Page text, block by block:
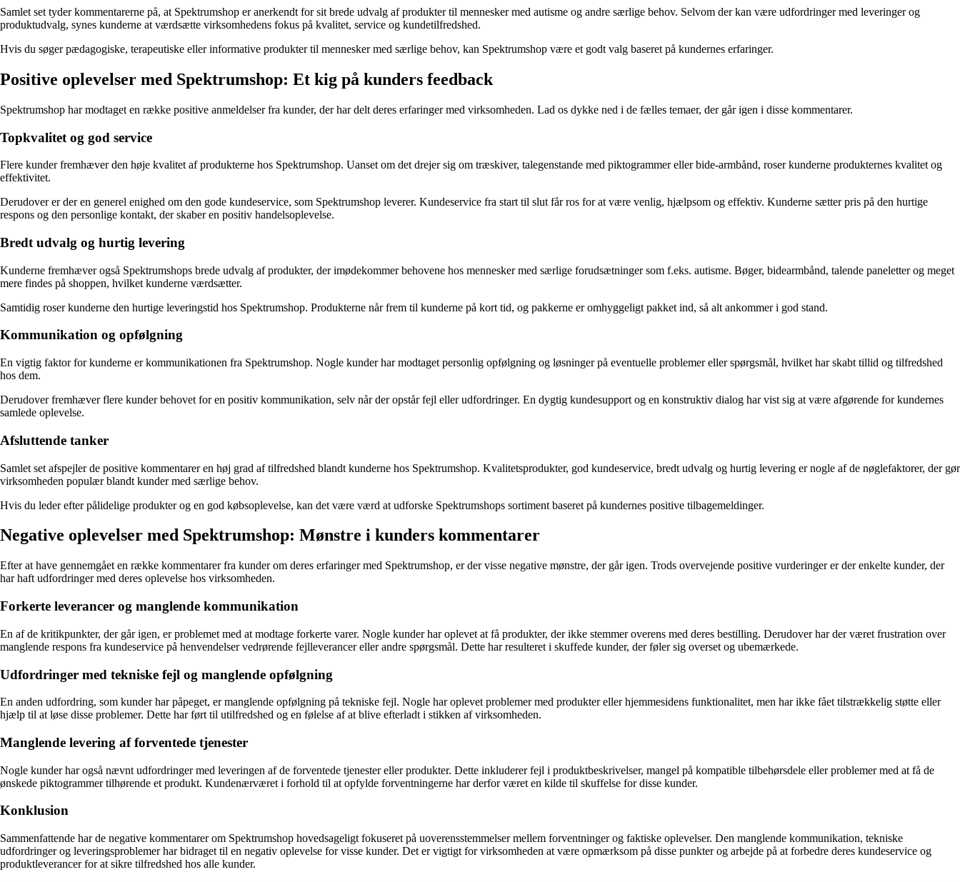
Samlet set tyder kommentarerne på, at Spektrumshop er anerkendt for sit brede udvalg af produkter til mennesker med autisme og andre særlige behov. Selvom der kan være udfordringer med leveringer og
produktudvalg, synes kunderne at værdsætte virksomhedens fokus på kvalitet, service og kundetilfredshed.
Hvis du søger pædagogiske, terapeutiske eller informative produkter til mennesker med særlige behov, kan Spektrumshop være et godt valg baseret på kundernes erfaringer.
Positive oplevelser med Spektrumshop: Et kig på kunders feedback
Spektrumshop har modtaget en række positive anmeldelser fra kunder, der har delt deres erfaringer med virksomheden. Lad os dykke ned i de fælles temaer, der går igen i disse kommentarer.
Topkvalitet og god service
Flere kunder fremhæver den høje kvalitet af produkterne hos Spektrumshop. Uanset om det drejer sig om træskiver, talegenstande med piktogrammer eller bide-armbånd, roser kunderne produkternes kvalitet og
effektivitet.
Derudover er der en generel enighed om den gode kundeservice, som Spektrumshop leverer. Kundeservice fra start til slut får ros for at være venlig, hjælpsom og effektiv. Kunderne sætter pris på den hurtige
respons og den personlige kontakt, der skaber en positiv handelsoplevelse.
Bredt udvalg og hurtig levering
Kunderne fremhæver også Spektrumshops brede udvalg af produkter, der imødekommer behovene hos mennesker med særlige forudsætninger som f.eks. autisme. Bøger, bidearmbånd, talende paneletter og meget
mere findes på shoppen, hvilket kunderne værdsætter.
Samtidig roser kunderne den hurtige leveringstid hos Spektrumshop. Produkterne når frem til kunderne på kort tid, og pakkerne er omhyggeligt pakket ind, så alt ankommer i god stand.
Kommunikation og opfølgning
En vigtig faktor for kunderne er kommunikationen fra Spektrumshop. Nogle kunder har modtaget personlig opfølgning og løsninger på eventuelle problemer eller spørgsmål, hvilket har skabt tillid og tilfredshed
hos dem.
Derudover fremhæver flere kunder behovet for en positiv kommunikation, selv når der opstår fejl eller udfordringer. En dygtig kundesupport og en konstruktiv dialog har vist sig at være afgørende for kundernes
samlede oplevelse.
Afsluttende tanker
Samlet set afspejler de positive kommentarer en høj grad af tilfredshed blandt kunderne hos Spektrumshop. Kvalitetsprodukter, god kundeservice, bredt udvalg og hurtig levering er nogle af de nøglefaktorer, der gør
virksomheden populær blandt kunder med særlige behov.
Hvis du leder efter pålidelige produkter og en god købsoplevelse, kan det være værd at udforske Spektrumshops sortiment baseret på kundernes positive tilbagemeldinger.
Negative oplevelser med Spektrumshop: Mønstre i kunders kommentarer
Efter at have gennemgået en række kommentarer fra kunder om deres erfaringer med Spektrumshop, er der visse negative mønstre, der går igen. Trods overvejende positive vurderinger er der enkelte kunder, der
har haft udfordringer med deres oplevelse hos virksomheden.
Forkerte leverancer og manglende kommunikation
En af de kritikpunkter, der går igen, er problemet med at modtage forkerte varer. Nogle kunder har oplevet at få produkter, der ikke stemmer overens med deres bestilling. Derudover har der været frustration over
manglende respons fra kundeservice på henvendelser vedrørende fejlleverancer eller andre spørgsmål. Dette har resulteret i skuffede kunder, der føler sig overset og ubemærkede.
Udfordringer med tekniske fejl og manglende opfølgning
En anden udfordring, som kunder har påpeget, er manglende opfølgning på tekniske fejl. Nogle har oplevet problemer med produkter eller hjemmesidens funktionalitet, men har ikke fået tilstrækkelig støtte eller
hjælp til at løse disse problemer. Dette har ført til utilfredshed og en følelse af at blive efterladt i stikken af virksomheden.
Manglende levering af forventede tjenester
Nogle kunder har også nævnt udfordringer med leveringen af de forventede tjenester eller produkter. Dette inkluderer fejl i produktbeskrivelser, mangel på kompatible tilbehørsdele eller problemer med at få de
ønskede piktogrammer tilhørende et produkt. Kundenærværet i forhold til at opfylde forventningerne har derfor været en kilde til skuffelse for disse kunder.
Konklusion
Sammenfattende har de negative kommentarer om Spektrumshop hovedsageligt fokuseret på uoverensstemmelser mellem forventninger og faktiske oplevelser. Den manglende kommunikation, tekniske
udfordringer og leveringsproblemer har bidraget til en negativ oplevelse for visse kunder. Det er vigtigt for virksomheden at være opmærksom på disse punkter og arbejde på at forbedre deres kundeservice og
produktleverancer for at sikre tilfredshed hos alle kunder.